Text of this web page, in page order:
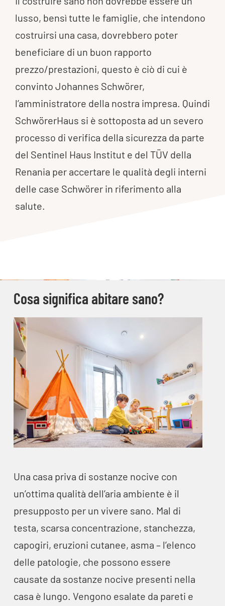
lusso, bensì tutte le famiglie, che intendono
costruirsi una casa, dovrebbero poter
beneficiare di un buon rapporto
prezzo/prestazioni, questo è ciò di cui è
convinto Johannes Schwörer,
l’amministratore della nostra impresa. Quindi
SchwörerHaus si è sottoposta ad un severo
processo di verifica della sicurezza da parte
del Sentinel Haus Institut e del TÜV della
Renania per accertare le qualità degli interni
delle case Schwörer in riferimento alla
salute.
Cosa significa abitare sano?
Una casa priva di sostanze nocive con
un’ottima qualità dell’aria ambiente è il
presupposto per un vivere sano. Mal di
testa, scarsa concentrazione, stanchezza,
capogiri, eruzioni cutanee, asma – l’elenco
delle patologie, che possono essere
causate da sostanze nocive presenti nella
casa è lungo. Vengono esalate da pareti e